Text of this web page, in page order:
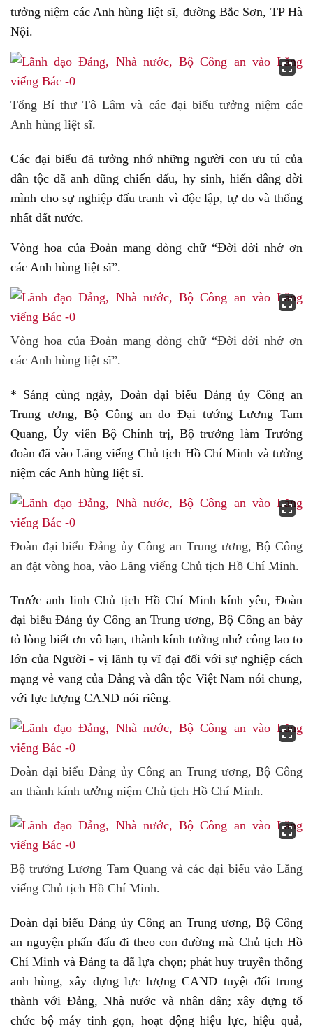
tưởng niệm các Anh hùng liệt sĩ, đường Bắc Sơn, TP Hà
Nội.
Tổng Bí thư Tô Lâm và các đại biểu tưởng niệm các
Anh hùng liệt sĩ.
Các đại biểu đã tưởng nhớ những người con ưu tú của
dân tộc đã anh dũng chiến đấu, hy sinh, hiến dâng đời
mình cho sự nghiệp đấu tranh vì độc lập, tự do và thống
nhất đất nước.
Vòng hoa của Đoàn mang dòng chữ “Đời đời nhớ ơn
các Anh hùng liệt sĩ”.
Vòng hoa của Đoàn mang dòng chữ “Đời đời nhớ ơn
các Anh hùng liệt sĩ”.
* Sáng cùng ngày, Đoàn đại biểu Đảng ủy Công an
Trung ương, Bộ Công an do Đại tướng Lương Tam
Quang, Ủy viên Bộ Chính trị, Bộ trưởng làm Trưởng
đoàn đã vào Lăng viếng Chủ tịch Hồ Chí Minh và tưởng
niệm các Anh hùng liệt sĩ.
Đoàn đại biểu Đảng ủy Công an Trung ương, Bộ Công
an đặt vòng hoa, vào Lăng viếng Chủ tịch Hồ Chí Minh.
Trước anh linh Chủ tịch Hồ Chí Minh kính yêu, Đoàn
đại biểu Đảng ủy Công an Trung ương, Bộ Công an bày
tỏ lòng biết ơn vô hạn, thành kính tưởng nhớ công lao to
lớn của Người - vị lãnh tụ vĩ đại đối với sự nghiệp cách
mạng vẻ vang của Đảng và dân tộc Việt Nam nói chung,
với lực lượng CAND nói riêng.
Đoàn đại biểu Đảng ủy Công an Trung ương, Bộ Công
an thành kính tưởng niệm Chủ tịch Hồ Chí Minh.
Bộ trưởng Lương Tam Quang và các đại biểu vào Lăng
viếng Chủ tịch Hồ Chí Minh.
Đoàn đại biểu Đảng ủy Công an Trung ương, Bộ Công
an nguyện phấn đấu đi theo con đường mà Chủ tịch Hồ
Chí Minh và Đảng ta đã lựa chọn; phát huy truyền thống
anh hùng, xây dựng lực lượng CAND tuyệt đối trung
thành với Đảng, Nhà nước và nhân dân; xây dựng tổ
chức bộ máy tinh gọn, hoạt động hiệu lực, hiệu quả,